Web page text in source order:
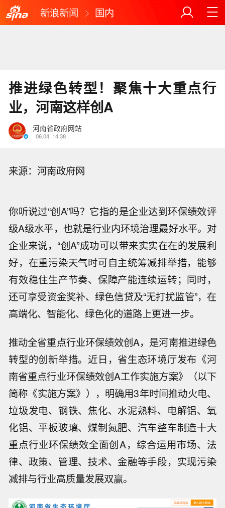
新浪新闻 国内
推进绿色转型！聚焦十大重点行
业，河南这样创A
河南省政府网站
06.04 14:38
来源：河南政府网
你听说过“创A”吗？它指的是企业达到环保绩效评
级A级水平，也就是行业内环境治理最好水平。对
企业来说，“创A”成功可以带来实实在在的发展利
好，在重污染天气时可自主统筹减排举措，能够
有效稳住生产节奏、保障产能连续运转；同时，
还可享受资金奖补、绿色信贷及“无打扰监管”，在
高端化、智能化、绿色化的道路上更进一步。
推动全省重点行业环保绩效创A，是河南推进绿色
转型的创新举措。近日，省生态环境厅发布《河
南省重点行业环保绩效创A工作实施方案》（以下
简称《实施方案》），明确用3年时间推动火电、
垃圾发电、钢铁、焦化、水泥熟料、电解铝、氧
化铝、平板玻璃、煤制氮肥、汽车整车制造十大
重点行业环保绩效全面创A，综合运用市场、法
律、政策、管理、技术、金融等手段，实现污染
减排与行业高质量发展双赢。